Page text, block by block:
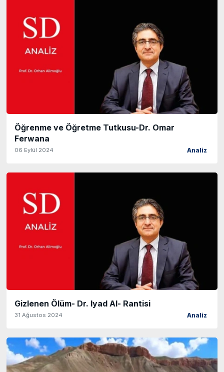
Öğrenme ve Öğretme Tutkusu-Dr. Omar
Ferwana
06 Eylül 2024 Analiz
Gizlenen Ölüm- Dr. Iyad Al- Rantisi
31 Ağustos 2024 Analiz